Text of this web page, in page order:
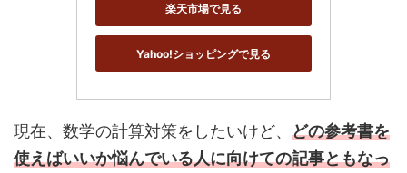
楽天市場で見る
Yahoo!ショッピングで見る
現在、数学の計算対策をしたいけど、 どの参考書を
使えばいいか悩んでいる人に向けての記事ともなっ